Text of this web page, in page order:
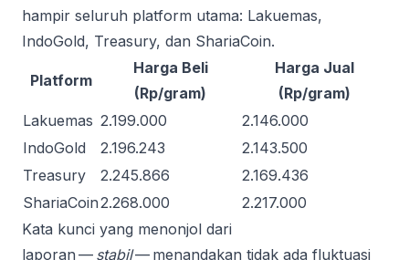
hampir seluruh platform utama: Lakuemas,
IndoGold, Treasury, dan ShariaCoin.
Platform
Harga Beli
(Rp/gram)
Harga Jual
(Rp/gram)
Lakuemas 2.199.000
2.146.000
IndoGold
2.196.243
2.143.500
Treasury
2.245.866
2.169.436
ShariaCoin2.268.000
2.217.000
Kata kunci yang menonjol dari
laporan — stabil— menandakan tidak ada fluktuasi